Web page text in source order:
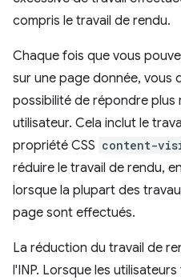
compris le travail de rendu.
Chaque fois que vous
sur une page donnée, vous
possibilité de répondre plus
utilisateur. Cela inclut le
propriété CSS content-
réduire le travail de rendu,
lorsque la plupart des
page sont effectués.
La réduction du travail de
l'INP. Lorsque les